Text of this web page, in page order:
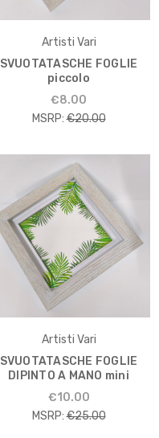
Artisti Vari
SVUOTATASCHE FOGLIE
piccolo
€8.00
MSRP: €20.00
Artisti Vari
SVUOTATASCHE FOGLIE
DIPINTO A MANO mini
€10.00
MSRP: €25.00